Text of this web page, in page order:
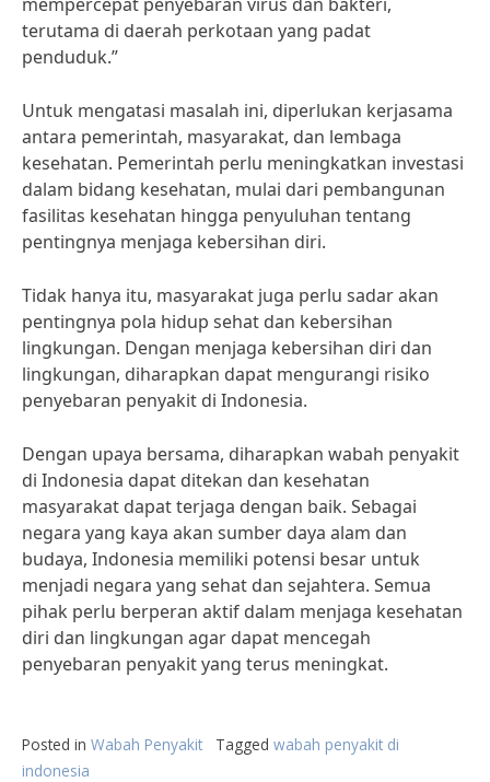
terutama di daerah perkotaan yang padat
penduduk.”
Untuk mengatasi masalah ini, diperlukan kerjasama
antara pemerintah, masyarakat, dan lembaga
kesehatan. Pemerintah perlu meningkatkan investasi
dalam bidang kesehatan, mulai dari pembangunan
fasilitas kesehatan hingga penyuluhan tentang
pentingnya menjaga kebersihan diri.
Tidak hanya itu, masyarakat juga perlu sadar akan
pentingnya pola hidup sehat dan kebersihan
lingkungan. Dengan menjaga kebersihan diri dan
lingkungan, diharapkan dapat mengurangi risiko
penyebaran penyakit di Indonesia.
Dengan upaya bersama, diharapkan wabah penyakit
di Indonesia dapat ditekan dan kesehatan
masyarakat dapat terjaga dengan baik. Sebagai
negara yang kaya akan sumber daya alam dan
budaya, Indonesia memiliki potensi besar untuk
menjadi negara yang sehat dan sejahtera. Semua
pihak perlu berperan aktif dalam menjaga kesehatan
diri dan lingkungan agar dapat mencegah
penyebaran penyakit yang terus meningkat.
Posted in Wabah Penyakit Tagged wabah penyakit di
indonesia